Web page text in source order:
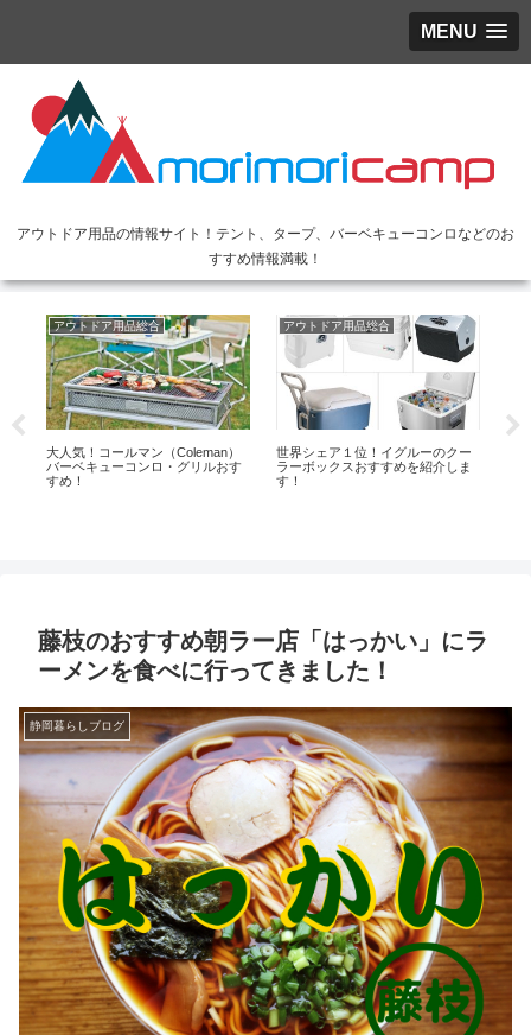
MENU
アウトドア用品の情報サイト！テント、タープ、バーベキューコンロなどのお
すすめ情報満載！
アウトドア用品総合
大人気！コールマン（Coleman）
バーベキューコンロ・グリルおす
すめ！
アウトドア用品総合
世界シェア１位！イグルーのクー
ラーボックスおすすめを紹介しま
す！
藤枝のおすすめ朝ラー店「はっかい」にラ
ーメンを食べに行ってきました！
静岡暮らしブログ